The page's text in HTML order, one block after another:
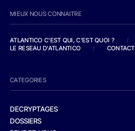
MIEUX NOUS CONNAITRE
ATLANTICO C'EST QUI, C'EST QUOI ?
/
LE RESEAU D'ATLANTICO
/ CONTACT
CATEGORIES
DECRYPTAGES
DOSSIERS